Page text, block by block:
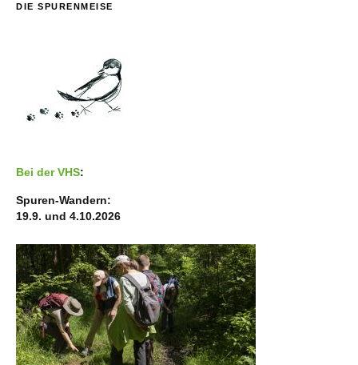
DIE SPURENMEISE
Bei der VHS:
Spuren-Wandern:
19.9. und 4.10.2026